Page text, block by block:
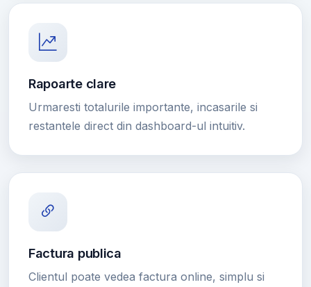
Rapoarte clare
Urmaresti totalurile importante, incasarile si
restantele direct din dashboard-ul intuitiv.
Factura publica
Clientul poate vedea factura online, simplu si